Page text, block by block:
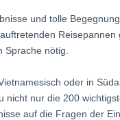
und tolle
Sprache nötig.
oder in
nicht nur die 200
auf die Fragen der